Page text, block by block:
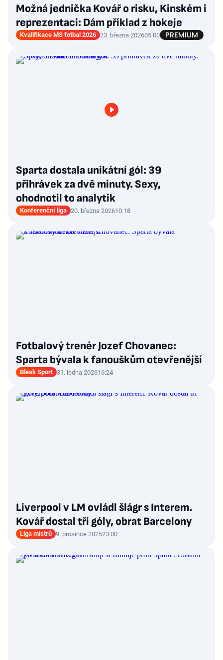
Možná jednička Kovář o risku, Kinském i
reprezentaci: Dám příklad z hokeje
Kvalifikace MS fotbal 2026 23. března 202605:00
Sparta dostala unikátní gól: 39
přihrávek za dvě minuty. Sexy,
ohodnotil to analytik
Konferenční liga 20. března 202610:18
Fotbalový trenér Jozef Chovanec:
Sparta bývala k fanouškům otevřenější
Blesk Sport 31. ledna 202616:24
Liverpool v LM ovládl šlágr s Interem.
Kovář dostal tři góly, obrat Barcelony
Liga mistrů 9. prosince 202523:00